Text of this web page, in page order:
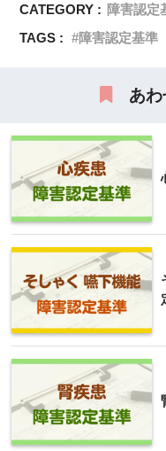
CATEGORY : 障害認定
TAGS :
障害認定基準
あわ